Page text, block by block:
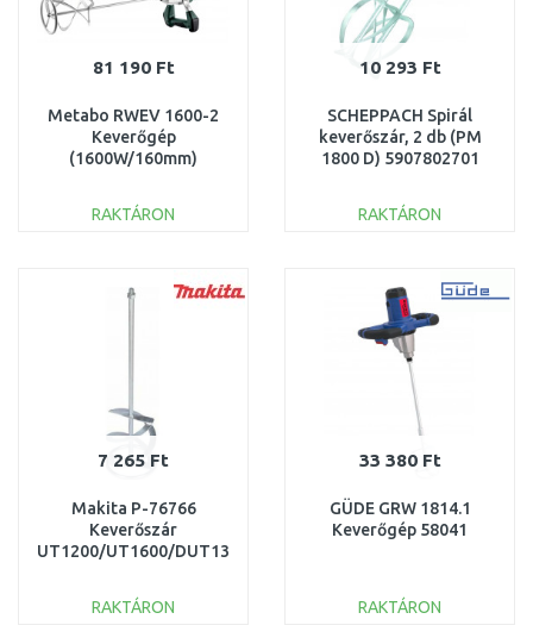
81 190 Ft
Metabo RWEV 1600-2
Keverőgép
(1600W/160mm)
RAKTÁRON
Összehasonlítás
10 293 Ft
SCHEPPACH Spirál
keverőszár, 2 db (PM
1800 D) 5907802701
RAKTÁRON
Összehasonlítás
7 265 Ft
Makita P-76766
Keverőszár
UT1200/UT1600/DUT130
100x625mm M14
RAKTÁRON
33 380 Ft
GÜDE GRW 1814.1
Keverőgép 58041
RAKTÁRON